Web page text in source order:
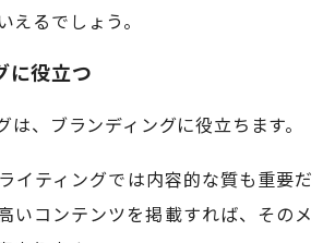
えるでしょう。
に役立つ
は、ブランディングに役立ちます。
イティングでは内容的な質も重要だ
いコンテンツを掲載すれば、そのメ